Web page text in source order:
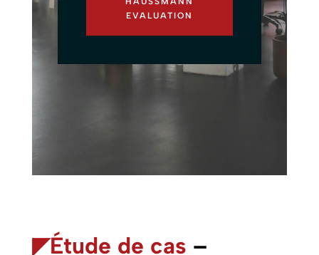
EVALUATION
◤Étude de cas –